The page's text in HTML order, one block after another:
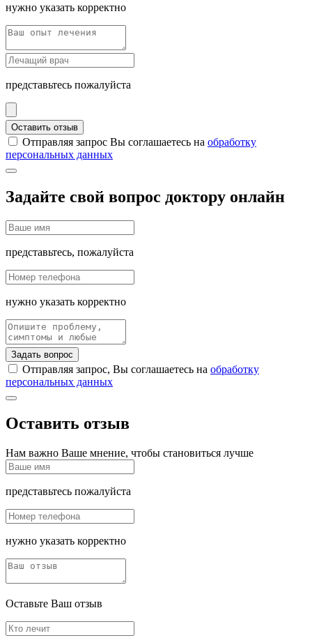
нужно указать корректно
представьтесь пожалуйста
Оставить отзыв
Отправляя запрос Вы соглашаетесь на обработку
персональных данных
Задайте свой вопрос доктору онлайн
представьтесь, пожалуйста
нужно указать корректно
Задать вопрос
Отправляя запрос, Вы соглашаетесь на обработку
персональных данных
Оставить отзыв
Нам важно Ваше мнение, чтобы становиться лучше
представьтесь пожалуйста
нужно указать корректно
Оставьте Ваш отзыв